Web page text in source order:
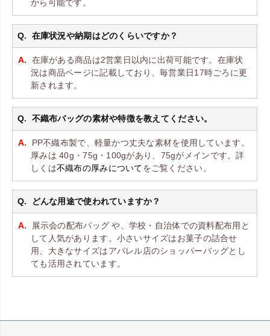
から可能です。
在庫状況や納期はどのくらいですか？
在庫がある商品は2営業日以内に出荷可能です。在庫状
況は商品ページに記載しており、毎営業日17時ごろに更
新されます。
不織布バッグの素材や特徴を教えてください。
PP不織布製で、軽量かつ丈夫な素材を使用しています。
厚みは 40g・75g・100gがあり、75gがメインです。詳
しくは不織布の厚みについてをご覧ください。
どんな用途で使われていますか？
展示会の配布バッグ や、学校・自治体での資料配布用と
して人気があります。小さいサイズはお菓子の詰合せ
用、大きなサイズはアパレル店のショッパーバッグとし
ても活用されています。